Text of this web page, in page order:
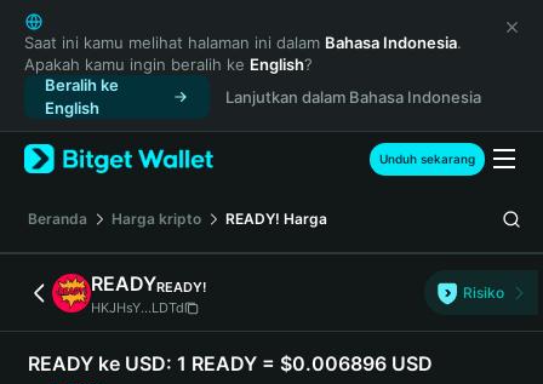
English
日本語
Tiếng Việt
Русский
Español (Latinoamérica)
Türkçe
Français
Deutsch
简体中文
繁體中文
Português (Portugal)
Bahasa Indonesia
Saat ini kamu melihat halaman ini dalam Bahasa Indonesia.
Apakah kamu ingin beralih ke English?
Beralih ke
English
Lanjutkan dalam Bahasa Indonesia
Unduh sekarang
Beranda Harga kripto READY! Harga
READYREADY!
HKJHsY...LDTd
Risiko
READY ke USD: 1 READY = $0.006896 USD